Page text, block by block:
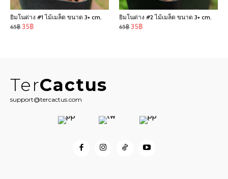
ยิมโนด่าง #1 ไม้เมล็ด ขนาด 3+ cm.
65฿ Original
35฿
ยิมโนด่าง #2 ไม้เมล็ด ขนาด 3+ cm.
65฿ Original
35฿
TerCactus
support@tercactus.com